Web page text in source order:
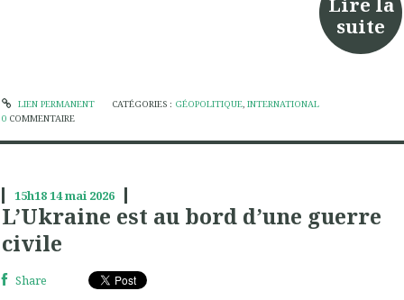
suite
LIEN PERMANENT CATÉGORIES : GÉOPOLITIQUE, INTERNATIONAL
0 COMMENTAIRE
15h1814mai 2026
L’Ukraine est au bord d’une guerre
civile
Share